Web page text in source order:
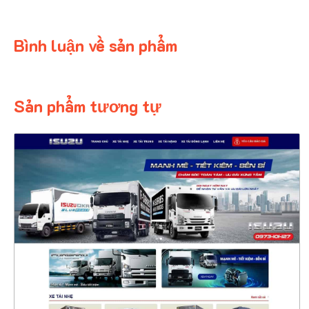
Bình luận về sản phẩm
Sản phẩm tương tự
4624